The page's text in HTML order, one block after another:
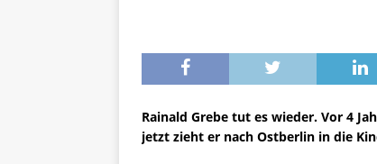
Rainald Grebe tut es wieder. Vor 4
jetzt zieht er nach Ostberlin in die